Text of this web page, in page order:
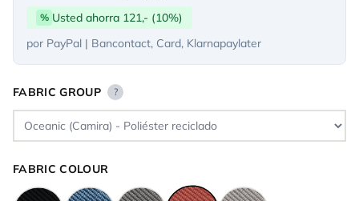
% Usted ahorra 121,- (10%)
por PayPal | Bancontact, Card, Klarnapaylater
FABRIC GROUP ?
FABRIC COLOUR